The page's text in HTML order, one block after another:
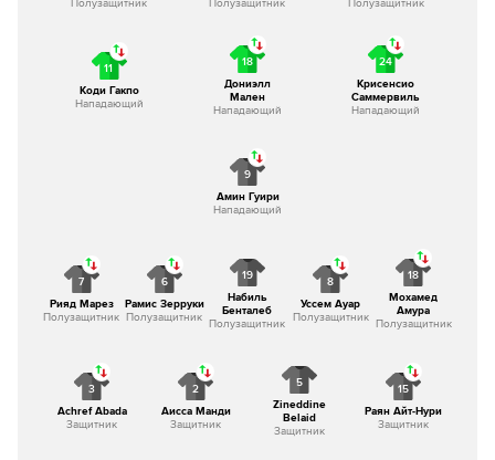
Полузащитник Полузащитник Полузащитник
11
Коди Гакпо
Нападающий
18
Дониэлл
Мален
Нападающий
24
Крисенсио
Саммервиль
Нападающий
3
Achref Abada
Защитник
2
Аисса Манди
Защитник
5
Zineddine
Belaid
Защитник
15
Раян Айт-Нури
Защитник
7
Рияд Марез
Полузащитник
6
Рамис Зерруки
Полузащитник
19
Набиль
Бенталеб
Полузащитник
8
Уссем Ауар
Полузащитник
18
Мохамед
Амура
Полузащитник
9
Амин Гуири
Нападающий